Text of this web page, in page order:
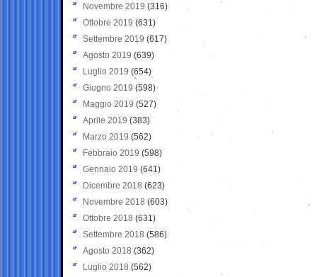
Novembre 2019 (316)
Ottobre 2019 (631)
Settembre 2019 (617)
Agosto 2019 (639)
Luglio 2019 (654)
Giugno 2019 (598)
Maggio 2019 (527)
Aprile 2019 (383)
Marzo 2019 (562)
Febbraio 2019 (598)
Gennaio 2019 (641)
Dicembre 2018 (623)
Novembre 2018 (603)
Ottobre 2018 (631)
Settembre 2018 (586)
Agosto 2018 (362)
Luglio 2018 (562)